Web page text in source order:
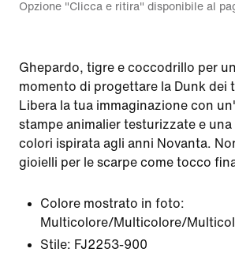
Opzione "Clicca e ritira" disponibile al
Ghepardo, tigre e coccodrillo per
momento di progettare la Dunk dei
Libera la tua immaginazione con
stampe animalier testurizzate e
colori ispirata agli anni Novanta.
gioielli per le scarpe come tocco
Colore mostrato in foto:
Multicolore/Multicolore/
Stile: FJ2253-900